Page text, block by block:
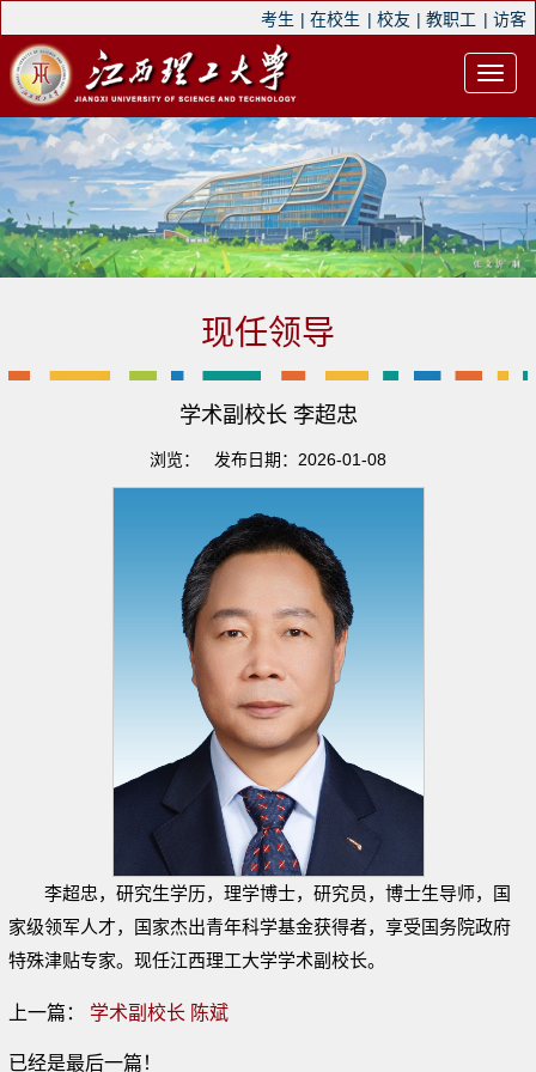
考生 | 在校生 | 校友 | 教职工 | 访客
现任领导
学术副校长 李超忠
浏览： 发布日期：2026-01-08
李超忠，研究生学历，理学博士，研究员，博士生导师，国
家级领军人才，国家杰出青年科学基金获得者，享受国务院政府
特殊津贴专家。现任江西理工大学学术副校长。
上一篇： 学术副校长 陈斌
已经是最后一篇！